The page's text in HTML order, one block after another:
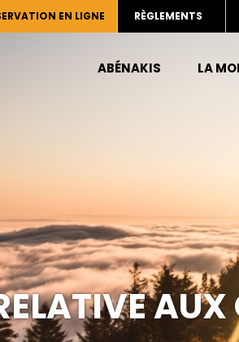
EN LIGNE RÈGLEMENTS
ABÉNAKIS LA